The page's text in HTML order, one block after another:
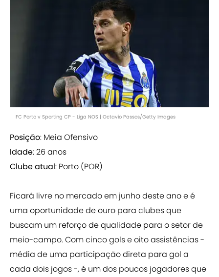
FC Porto v Sporting CP - Liga NOS | Octavio Passos/Getty Images
Posição: Meia Ofensivo
Idade: 26 anos
Clube atual: Porto (POR)
Ficará livre no mercado em junho deste ano e é
uma oportunidade de ouro para clubes que
buscam um reforço de qualidade para o setor de
meio-campo. Com cinco gols e oito assistências -
média de uma participação direta para gol a
cada dois jogos -, é um dos poucos jogadores que